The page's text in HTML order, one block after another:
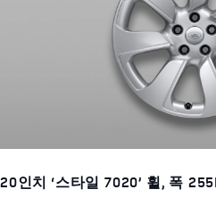
20인치 ‘스타일 7020’ 휠, 폭